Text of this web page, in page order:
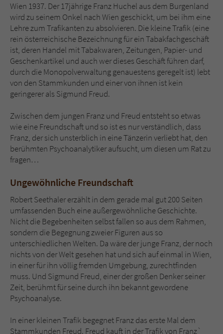
Wien 1937. Der 17jährige Franz Huchel aus dem Burgenland
wird zu seinem Onkel nach Wien geschickt, um bei ihm eine
Lehre zum Trafikanten zu absolvieren. Die kleine Trafik (eine
rein österreichische Bezeichnung für ein Tabakfachgeschäft
ist, deren Handel mit Tabakwaren, Zeitungen, Papier- und
Geschenkartikel und auch wer dieses Geschäft führen darf,
durch die Monopolverwaltung genauestens geregelt ist) lebt
von den Stammkunden und einer von ihnen ist kein
geringerer als Sigmund Freud.
Zwischen dem jungen Franz und Freud entsteht so etwas
wie eine Freundschaft und so ist es nur verständlich, dass
Franz, der sich unsterblich in eine Tänzerin verliebt hat, den
berühmten Psychoanalytiker aufsucht, um diesen um Rat zu
fragen…
Ungewöhnliche Freundschaft
Robert Seethaler erzählt in dem gerade mal gut 200 Seiten
umfassenden Buch eine außergewöhnliche Geschichte.
Nicht die Begebenheiten selbst fallen so aus dem Rahmen,
sondern die Begegnung zweier Figuren aus so
unterschiedlichen Welten. Da wäre der junge Franz, der noch
nichts von der Welt gesehen hat und sich auf einmal in Wien,
in einer für ihn völlig fremden Umgebung, zurechtfinden
muss. Und Sigmund Freud, einer der großen Denker seiner
Zeit, berühmt für seine durch ihn bekannt gewordene
Psychoanalyse.
In einer kleinen Trafik begegnet Franz das erste Mal dem
Stammkunden Freud. Freud kauft in der Trafik von Franz`
Sicherheitscode des Kontaktformulars zu
überprüfen.